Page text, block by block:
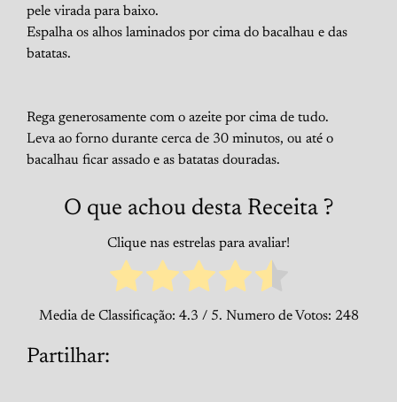
pele virada para baixo.
Espalha os alhos laminados por cima do bacalhau e das
batatas.
Rega generosamente com o azeite por cima de tudo.
Leva ao forno durante cerca de 30 minutos, ou até o
bacalhau ficar assado e as batatas douradas.
O que achou desta Receita ?
Clique nas estrelas para avaliar!
Media de Classificação: 4.3 / 5. Numero de Votos: 248
Partilhar: